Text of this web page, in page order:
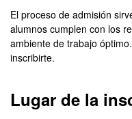
El proceso de admisión
alumnos cumplen con los
ambiente de trabajo
inscribirte.
Lugar de la